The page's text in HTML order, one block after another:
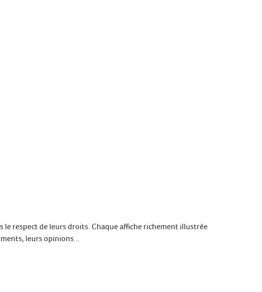
le respect de leurs droits. Chaque affiche richement illustrée
leurs opinions...